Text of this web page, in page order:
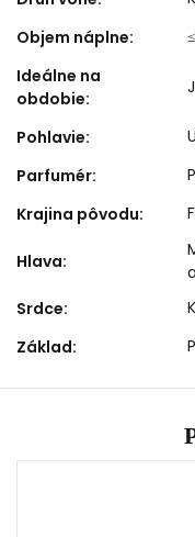
Objem náplne:
Ideálne na
obdobie:
Pohlavie:
Parfumér:
Krajina pôvodu:
Hlava:
Srdce:
Základ: